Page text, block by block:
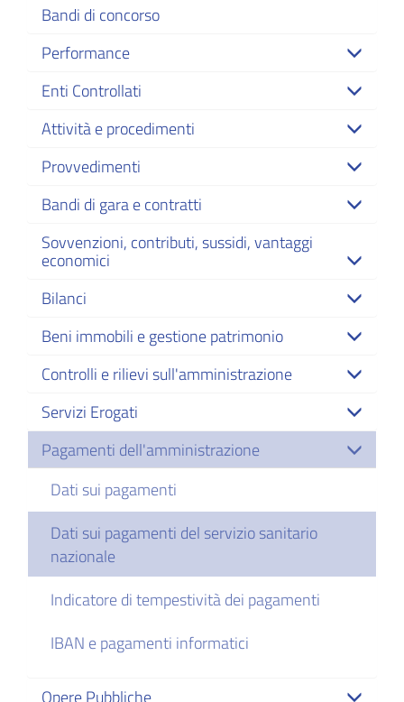
Siciliana
30/2000
Amministrazione
Trasparente
Consiglieri
Siciliana
30/2000
Bandi di concorso
Performance
Enti Controllati
Attività e procedimenti
Provvedimenti
Bandi di gara e contratti
Sovvenzioni, contributi, sussidi, vantaggi
economici
Bilanci
Beni immobili e gestione patrimonio
Controlli e rilievi sull'amministrazione
Servizi Erogati
Pagamenti dell'amministrazione
Dati sui pagamenti
Dati sui pagamenti del servizio sanitario
nazionale
Indicatore di tempestività dei pagamenti
IBAN e pagamenti informatici
Opere Pubbliche